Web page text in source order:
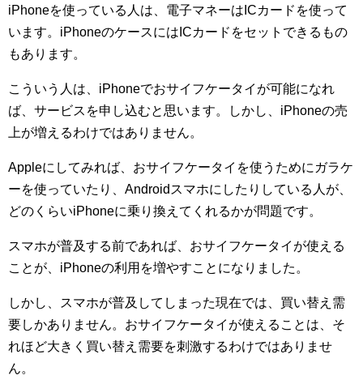
iPhoneを使っている人は、電子マネーはICカードを使って
います。iPhoneのケースにはICカードをセットできるもの
もあります。
こういう人は、iPhoneでおサイフケータイが可能になれ
ば、サービスを申し込むと思います。しかし、iPhoneの売
上が増えるわけではありません。
Appleにしてみれば、おサイフケータイを使うためにガラケ
ーを使っていたり、Androidスマホにしたりしている人が、
どのくらいiPhoneに乗り換えてくれるかが問題です。
スマホが普及する前であれば、おサイフケータイが使える
ことが、iPhoneの利用を増やすことになりました。
しかし、スマホが普及してしまった現在では、買い替え需
要しかありません。おサイフケータイが使えることは、そ
れほど大きく買い替え需要を刺激するわけではありませ
ん。